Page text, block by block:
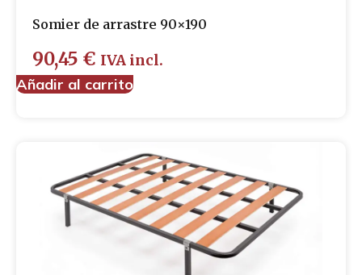
Somier de arrastre 90×190
90,45 € IVA incl.
Añadir al carrito